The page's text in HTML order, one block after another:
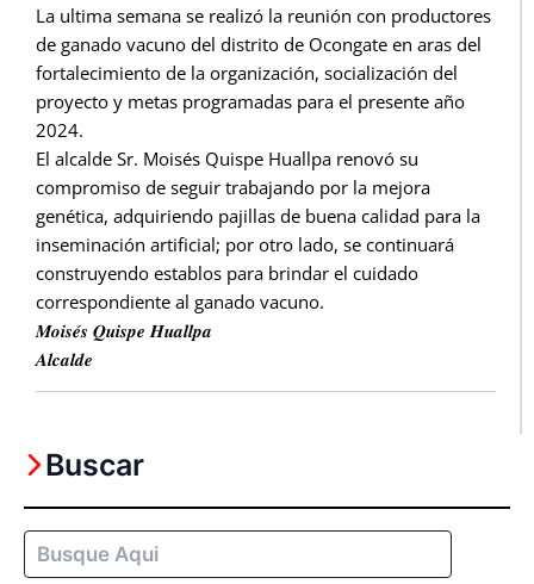
La ultima semana se realizó la reunión con productores
de ganado vacuno del distrito de Ocongate en aras del
fortalecimiento de la organización, socialización del
proyecto y metas programadas para el presente año
2024.
El alcalde Sr. Moisés Quispe Huallpa renovó su
compromiso de seguir trabajando por la mejora
genética, adquiriendo pajillas de buena calidad para la
inseminación artificial; por otro lado, se continuará
construyendo establos para brindar el cuidado
correspondiente al ganado vacuno.
𝑴𝒐𝒊𝒔𝒆́𝒔 𝑸𝒖𝒊𝒔𝒑𝒆 𝑯𝒖𝒂𝒍𝒍𝒑𝒂
𝑨𝒍𝒄𝒂𝒍𝒅𝒆
Buscar
Buscar